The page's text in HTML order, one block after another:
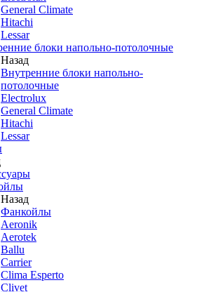
General Climate
Hitachi
Lessar
блоки напольно-потолочные
Назад
Внутренние блоки напольно-
потолочные
Electrolux
General Climate
Hitachi
Lessar
Назад
Фанкойлы
Aeronik
Aerotek
Ballu
Carrier
Clima Esperto
Clivet